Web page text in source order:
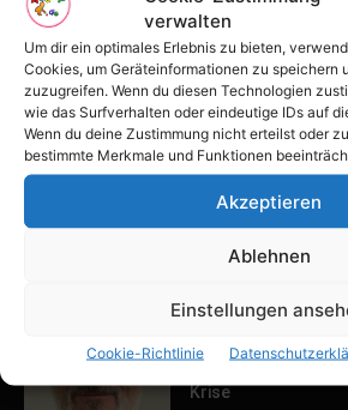
verwalten
Um dir ein optimales Erlebnis zu bieten,
Cookies, um Geräteinformationen zu speichern
zuzugreifen. Wenn du diesen Technologien
wie das Surfverhalten oder eindeutige IDs auf
Wenn du deine Zustimmung nicht erteilst oder
bestimmte Merkmale und Funktionen
Akzeptieren
Ablehnen
Einstellungen
Cookie-Richtlinie
Schwangerschaft-Forum
Geburt-Forum
Baby-Forum
Eltern-Forum
COVID-19 UPDATE
Krise